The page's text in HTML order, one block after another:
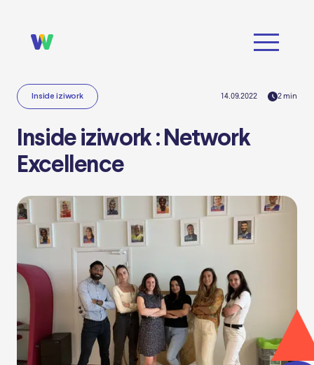
Inside iziwork 14.09.2022 2min
Inside iziwork : Network
Excellence